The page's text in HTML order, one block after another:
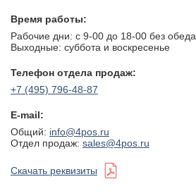
Время работы:
Рабочие дни: с 9-00 до 18-00 без обеда
Выходные: суббота и воскресенье
Телефон отдела продаж:
+7 (495) 796-48-87
E-mail:
Общий: info@4pos.ru
Отдел продаж: sales@4pos.ru
Скачать реквизиты